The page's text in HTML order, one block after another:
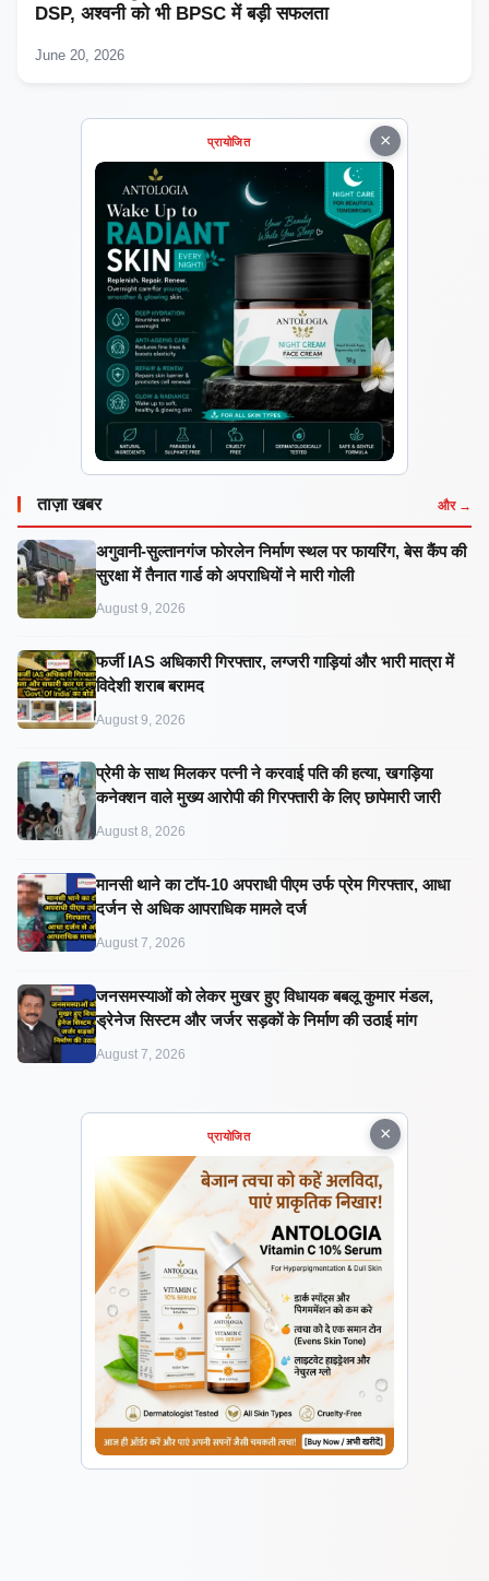
DSP, अश्वनी को भी BPSC में बड़ी सफलता
June 20, 2026
×
प्रायोजित
ताज़ा खबर और →
अगुवानी-सुल्तानगंज फोरलेन निर्माण स्थल पर फायरिंग, बेस कैंप की
सुरक्षा में तैनात गार्ड को अपराधियों ने मारी गोली
August 9, 2026
फर्जी IAS अधिकारी गिरफ्तार, लग्जरी गाड़ियां और भारी मात्रा में
विदेशी शराब बरामद
August 9, 2026
प्रेमी के साथ मिलकर पत्नी ने करवाई पति की हत्या, खगड़िया
कनेक्शन वाले मुख्य आरोपी की गिरफ्तारी के लिए छापेमारी जारी
August 8, 2026
मानसी थाने का टॉप-10 अपराधी पीएम उर्फ प्रेम गिरफ्तार, आधा
दर्जन से अधिक आपराधिक मामले दर्ज
August 7, 2026
जनसमस्याओं को लेकर मुखर हुए विधायक बबलू कुमार मंडल,
ड्रेनेज सिस्टम और जर्जर सड़कों के निर्माण की उठाई मांग
August 7, 2026
×
प्रायोजित